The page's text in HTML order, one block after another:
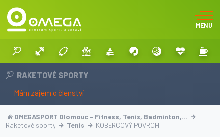
MENU
RAKETOVÉ SPORTY
Mám zájem o členství
OMEGASPORT Olomouc - Fitness, Tenis, Badminton,…
Raketové sporty
Tenis KOBERCOVÝ POVRCH